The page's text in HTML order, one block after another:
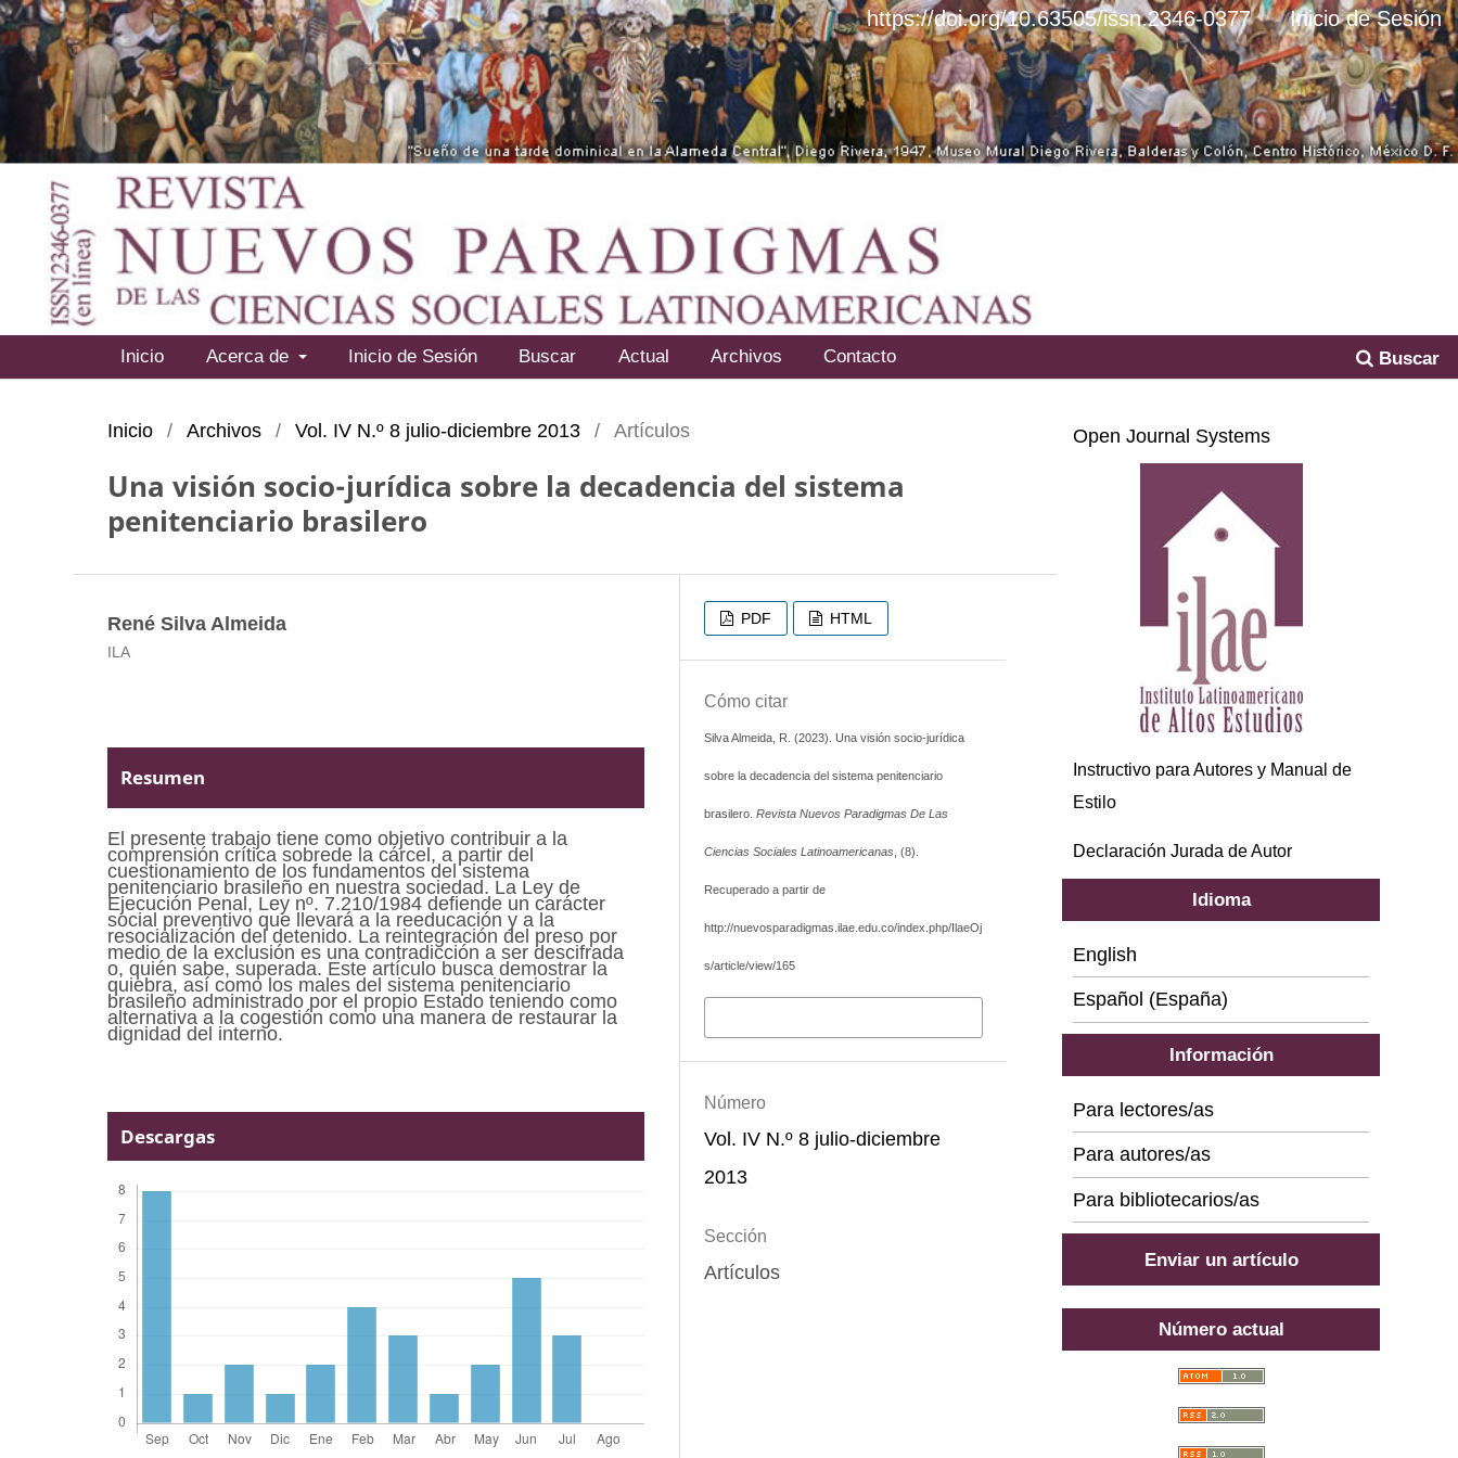
Inicio Acerca de Inicio de Sesión Buscar Actual Archivos Contacto Buscar
https://doi.org/10.63505/issn.2346-0377 Inicio de Sesión
Inicio / Archivos / Vol. IV N.º 8 julio-diciembre 2013 / Artículos
Una visión socio-jurídica sobre la decadencia del sistema
penitenciario brasilero
René Silva Almeida
ILA
Resumen
El presente trabajo tiene como objetivo contribuir a la
comprensión crítica sobrede la cárcel, a partir del
cuestionamiento de los fundamentos del sistema
penitenciario brasileño en nuestra sociedad. La Ley de
Ejecución Penal, Ley nº. 7.210/1984 defiende un carácter
social preventivo que llevará a la reeducación y a la
resocialización del detenido. La reintegración del preso por
medio de la exclusión es una contradicción a ser descifrada
o, quién sabe, superada. Este artículo busca demostrar la
quiebra, así como los males del sistema penitenciario
brasileño administrado por el propio Estado teniendo como
alternativa a la cogestión como una manera de restaurar la
dignidad del interno.
Descargas
PDF HTML
Cómo citar
Silva Almeida, R. (2023). Una visión socio-jurídica
sobre la decadencia del sistema penitenciario
brasilero. Revista Nuevos Paradigmas De Las
Ciencias Sociales Latinoamericanas, (8).
Recuperado a partir de
http://nuevosparadigmas.ilae.edu.co/index.php/IlaeOj
s/article/view/165
Número
Vol. IV N.º 8 julio-diciembre
2013
Sección
Artículos
Open Journal Systems
Instructivo para Autores y Manual de
Estilo
Declaración Jurada de Autor
Idioma
English
Español (España)
Información
Para lectores/as
Para autores/as
Para bibliotecarios/as
Enviar un artículo
Número actual